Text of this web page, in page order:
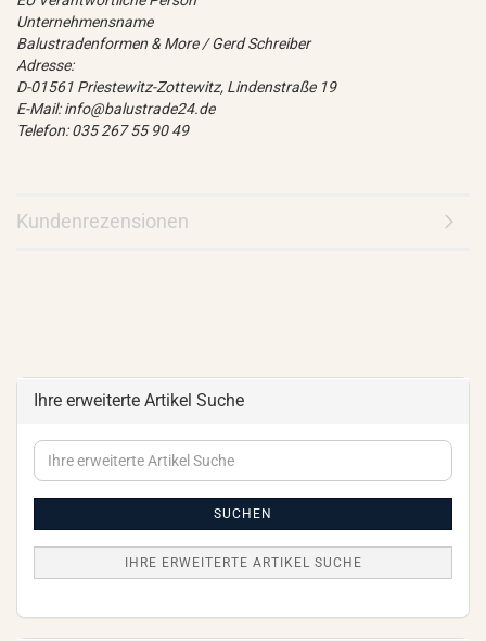
Unternehmensname
Balustradenformen & More / Gerd Schreiber
Adresse:
D-01561 Priestewitz-Zottewitz, Lindenstraße 19
E-Mail: info@balustrade24.de
Telefon: 035 267 55 90 49
Kundenrezensionen
Ihre erweiterte Artikel Suche
Ihre
erweiterte
SUCHEN
IHRE ERWEITERTE ARTIKEL SUCHE